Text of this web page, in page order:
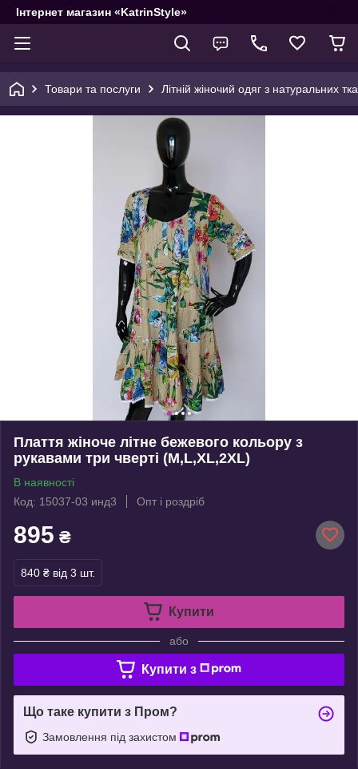
Інтернет магазин «KatrinStyle»
Товари та послуги Літній жіночий одяг з натуральних
Плаття жіноче літне бежевого кольору з
рукавами три чверті (M,L,XL,2XL)
В наявності
Код: 15037-03 инд3
Опт і роздріб
895 ₴
840 ₴ від 3 шт.
Купити
або
Купити з
Що таке купити з Пром?
Замовлення під захистом